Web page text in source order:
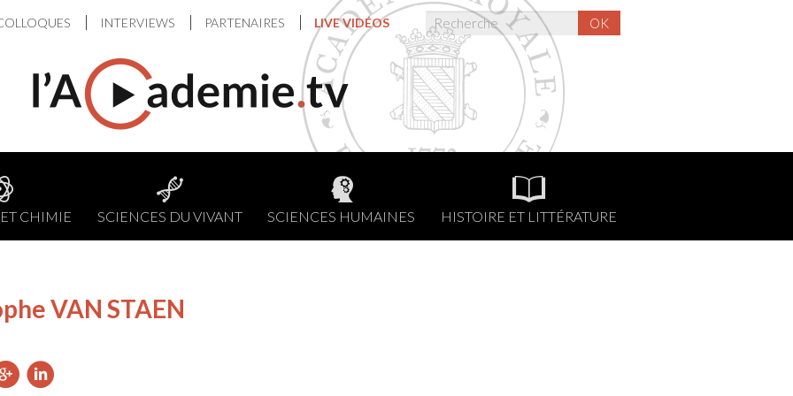
INTERVIEWS PARTENAIRES LIVE VIDÉOS OK
CHIMIE SCIENCES DU VIVANT SCIENCES HUMAINES HISTOIRE ET LITTÉRATURE
VAN STAEN
Partager
Partager